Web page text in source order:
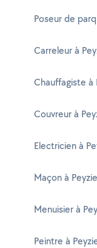
Poseur de
Carreleur à
Chauffagiste à
Couvreur à
Electricien à
Maçon à
Menuisier à
Peintre à